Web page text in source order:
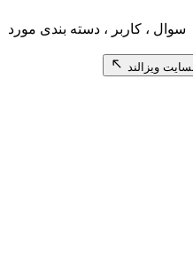
، دسته بندی مورد